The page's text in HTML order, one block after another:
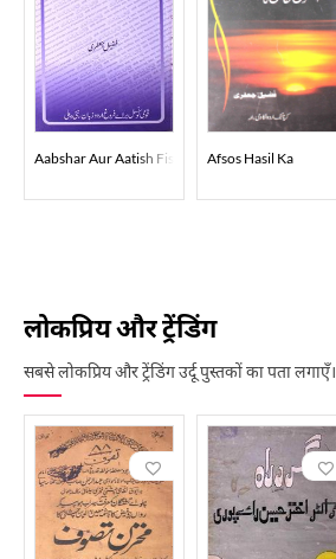
Aabshar Aur Aatish Fishan Afsos Hasil Ka
लोकप्रिय और ट्रेंडिंग
सबसे लोकप्रिय और ट्रेंडिंग उर्दू पुस्तकों का पता लगाएँ।